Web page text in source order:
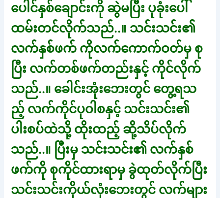
ပေါင်နှစ်ချောင်းကို ဆွဲမပြီး ပုခုံးပေါ်
ထမ်းတင်လိုက်သည်..။ သင်းသင်း၏
လက်နှစ်ဖက် ကိုလက်ကောက်ဝတ်မှ စု
ပြီး လက်တစ်ဖက်တည်းနှင့် ကိုင်လိုက်
သည်..။ ခေါင်းအုံးဘေးတွင် တွေ့ရသ
ည့် လက်ကိုင်ပုဝါစနှင့် သင်းသင်း၏
ပါးစပ်ထဲသို့ ထိုးထည့် ဆို့သိပ်လိုက်
သည်..။ ပြီးမှ သင်းသင်း၏ လက်နှစ်
ဖက်ကို စုကိုင်ထားရာမှ ခွဲထုတ်လိုက်ပြီး
သင်းသင်းကိုယ်လုံးဘေးတွင် လက်များ